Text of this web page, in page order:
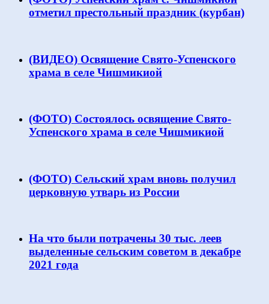
отметил престольный праздник (курбан)
(ВИДЕО) Освящение Свято-Успенского
храма в селе Чишмикиой
(ФОТО) Состоялось освящение Свято-
Успенского храма в селе Чишмикиой
(ФОТО) Сельский храм вновь получил
церковную утварь из России
На что были потрачены 30 тыс. леев
выделенные сельским советом в декабре
2021 года